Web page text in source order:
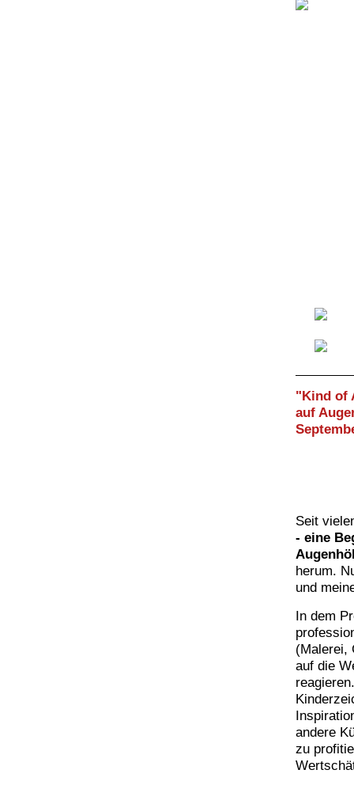
"Kind of
auf
Seit
- eine
herum.
und
In dem
(Malerei,
auf die
andere
zu